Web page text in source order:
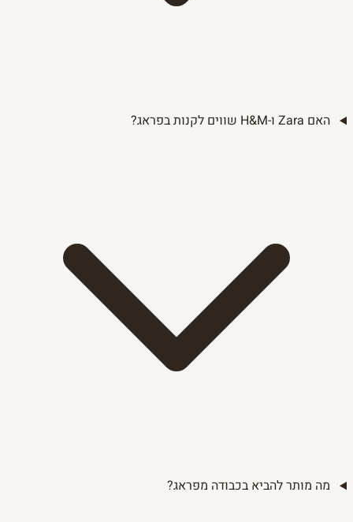
האם Zara ו-H&M שווים לקנות בפראג?
מה מותר להביא בכבודה מפראג?